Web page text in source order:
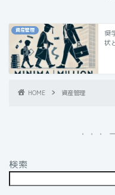
資産管理
奨
状
HOME 資産管理
検索